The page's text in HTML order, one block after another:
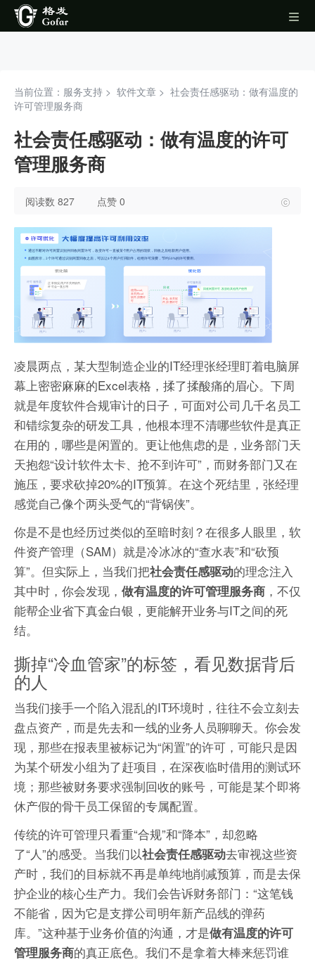
当前位置：服务支持 > 软件文章 > 社会责任感驱动：做有温度的
许可管理服务商
社会责任感驱动：做有温度的许可
管理服务商
阅读数 827 点赞 0
凌晨两点，某大型制造企业的IT经理张经理盯着电脑屏
幕上密密麻麻的Excel表格，揉了揉酸痛的眉心。下周
就是年度软件合规审计的日子，可面对公司几千名员工
和错综复杂的研发工具，他根本理不清哪些软件是真正
在用的，哪些是闲置的。更让他焦虑的是，业务部门天
天抱怨“设计软件太卡、抢不到许可”，而财务部门又在
施压，要求砍掉20%的IT预算。在这个死结里，张经理
感觉自己像个两头受气的“背锅侠”。
你是不是也经历过类似的至暗时刻？在很多人眼里，软
件资产管理（SAM）就是冷冰冰的“查水表”和“砍预
算”。但实际上，当我们把社会责任感驱动的理念注入
其中时，你会发现， 做有温度的许可管理服务商 ，不仅
能帮企业省下真金白银，更能解开业务与IT之间的死
结。
撕掉“冷血管家”的标签，看见数据背后
的人
当我们接手一个陷入混乱的IT环境时，往往不会立刻去
盘点资产，而是先去和一线的业务人员聊聊天。你会发
现，那些在报表里被标记为“闲置”的许可，可能只是因
为某个研发小组为了赶项目，在深夜临时借用的测试环
境；那些被财务要求强制回收的账号，可能是某个即将
休产假的骨干员工保留的专属配置。
传统的许可管理只看重“合规”和“降本”，却忽略
了“人”的感受。当我们以社会责任感驱动去审视这些资
产时，我们的目标就不再是单纯地削减预算，而是去保
护企业的核心生产力。我们会告诉财务部门：“这笔钱
不能省，因为它是支撑公司明年新产品线的弹药
库。”这种基于业务价值的沟通，才是做有温度的许可
管理服务商的真正底色。我们不是拿着大棒来惩罚谁